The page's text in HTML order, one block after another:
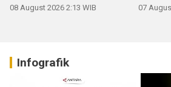
08 August 2026 2:13 WIB 07
Infografik